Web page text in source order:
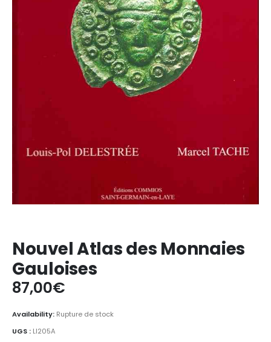
Nouvel Atlas des Monnaies
Gauloises
87,00€
Availability: Rupture de stock
UGS : LI205A